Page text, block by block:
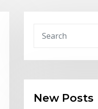
New Posts